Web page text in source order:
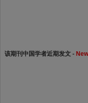
该期刊中国学者近期发文 - New